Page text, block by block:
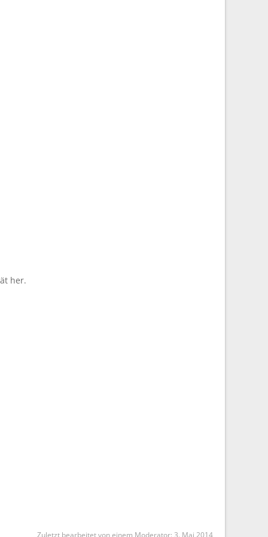
her.
Zuletzt bearbeitet von einem Moderator: 3. Mai 2014